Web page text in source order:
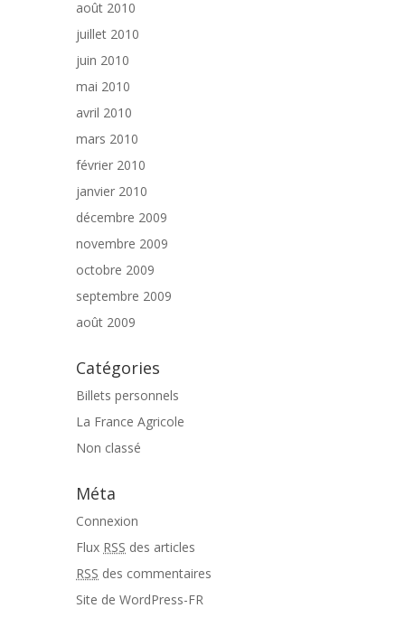
août 2010
juillet 2010
juin 2010
mai 2010
avril 2010
mars 2010
février 2010
janvier 2010
décembre 2009
novembre 2009
octobre 2009
septembre 2009
août 2009
Catégories
Billets personnels
La France Agricole
Non classé
Méta
Connexion
Flux RSS des articles
RSS des commentaires
Site de WordPress-FR